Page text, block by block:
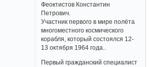
Феоктистов Константин
Петрович.
Участник первого в мире полёта
многоместного космического
корабля, который состоялся 12-
13 октября 1964 года..
Первый гражданский специалист